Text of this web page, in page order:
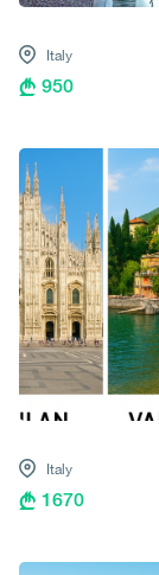
Italy
950
Italy
1670